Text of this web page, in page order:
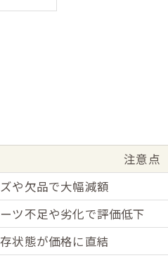
注意点
や欠品で大幅減額
ツ不足や劣化で評価低下
状態が価格に直結